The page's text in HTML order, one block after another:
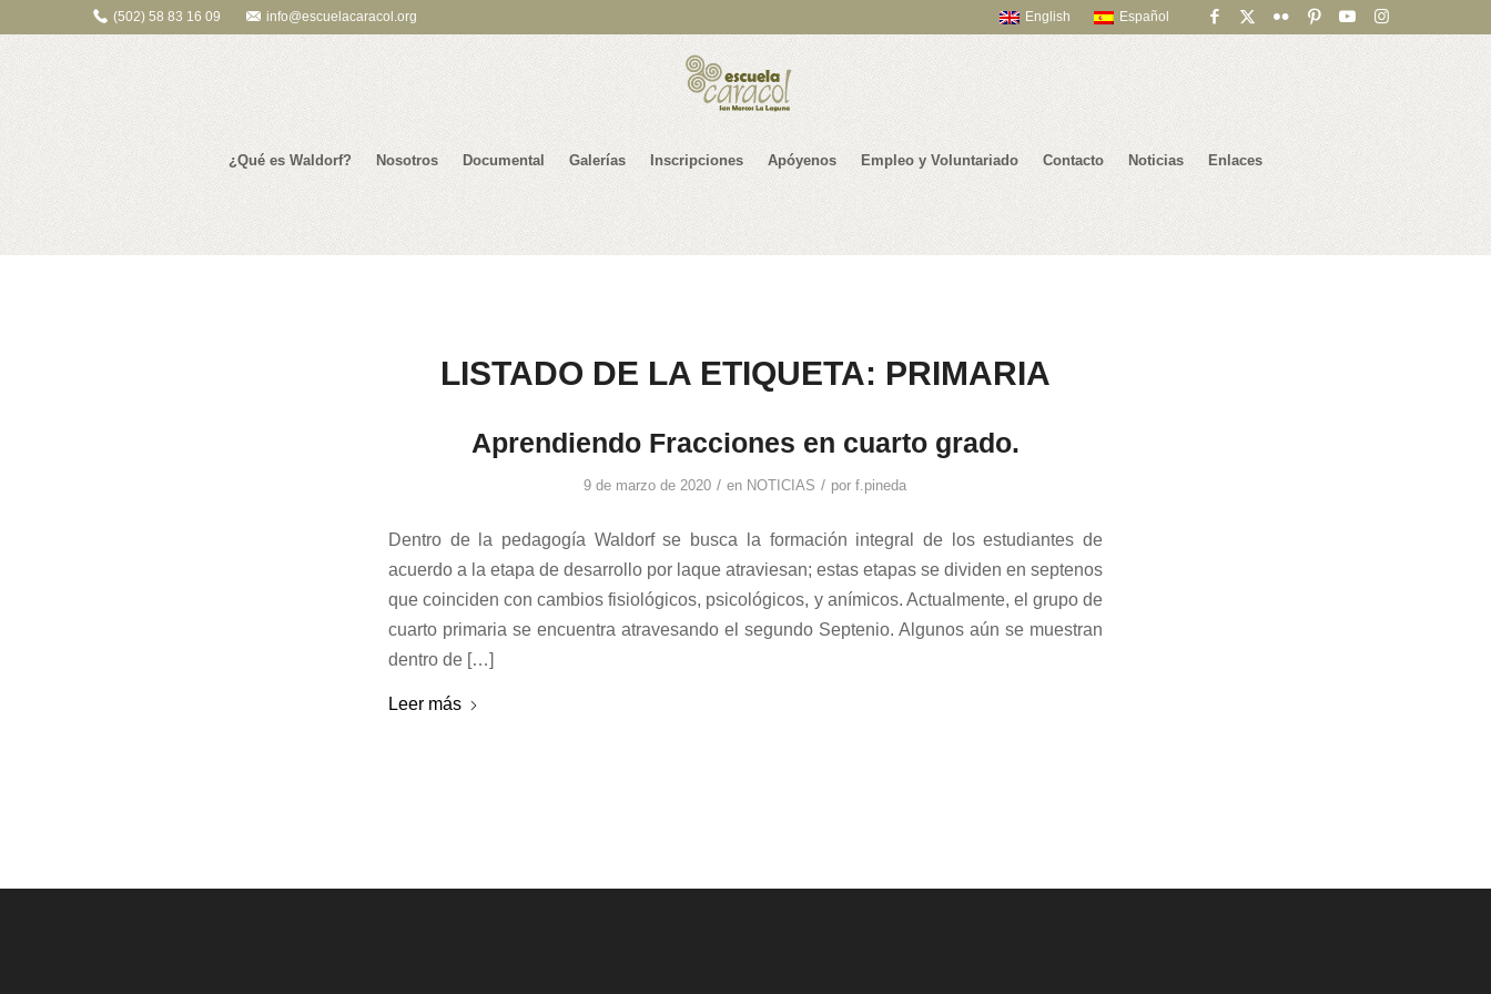
English Español
(502) 58 83 16 09 info@escuelacaracol.org
¿Qué es Waldorf? Nosotros Documental Galerías Inscripciones Apóyenos Empleo y Voluntariado Contacto Noticias Enlaces
LISTADO DE LA ETIQUETA: PRIMARIA
Aprendiendo Fracciones en cuarto grado.
9 de marzo de 2020 / en NOTICIAS / porf.pineda
Dentro de la pedagogía Waldorf se busca la formación integral de los estudiantes de
acuerdo a la etapa de desarrollo por laque atraviesan; estas etapas se dividen en septenos
que coinciden con cambios fisiológicos, psicológicos, y anímicos. Actualmente, el grupo de
cuarto primaria se encuentra atravesando el segundo Septenio. Algunos aún se muestran
dentro de […]
Leer más